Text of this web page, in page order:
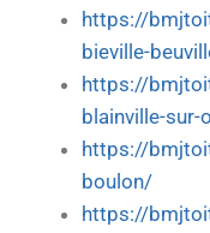
https://
bieville-
https://
blainville-sur-
https://
boulon/
https://